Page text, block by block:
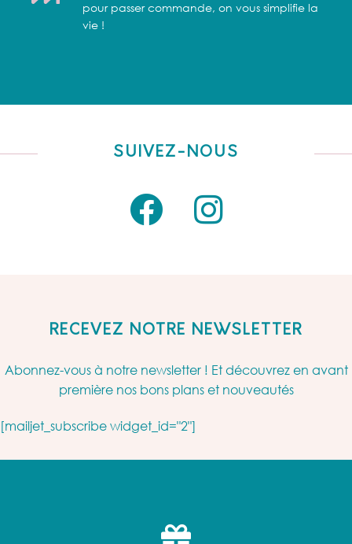
pour passer commande, on vous simplifie la
vie !
SUIVEZ-NOUS
RECEVEZ NOTRE NEWSLETTER
Abonnez-vous à notre newsletter ! Et découvrez en avant
première nos bons plans et nouveautés
[mailjet_subscribe widget_id="2"]